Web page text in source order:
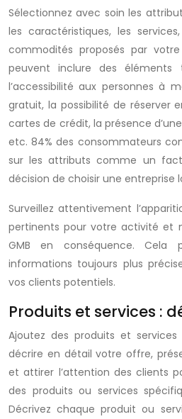
Sélectionnez avec soin les
les caractéristiques, les
commodités proposés par
peuvent inclure des
l’accessibilité aux personnes à
gratuit, la possibilité de réserver
cartes de crédit, la présence
etc. 84% des consommateurs
sur les attributs comme un
décision de choisir une entreprise
Surveillez attentivement
pertinents pour votre activité et
GMB en conséquence. Cela
informations toujours plus
vos clients potentiels.
Produits et services :
Ajoutez des produits et
décrire en détail votre offre,
et attirer l’attention des clients
des produits ou services
Décrivez chaque produit ou